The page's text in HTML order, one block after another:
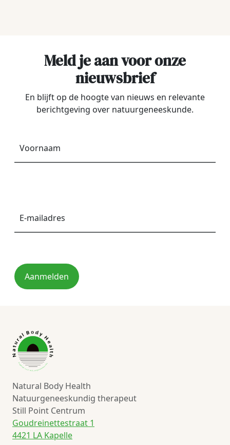
Meld je aan voor onze
nieuwsbrief
En blijft op de hoogte van nieuws en relevante
berichtgeving over natuurgeneeskunde.
Aanmelden
Natural Body Health
Natuurgeneeskundig therapeut
Still Point Centrum
Goudreinettestraat 1
4421 LA Kapelle